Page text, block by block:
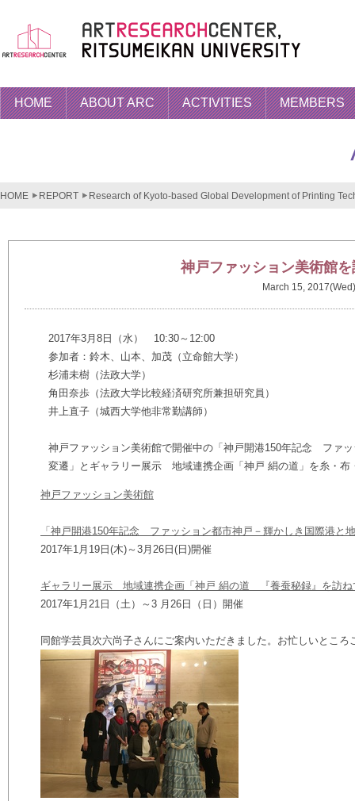
HOME ABOUT ARC ACTIVITIES MEMBERS
HOME REPORT Research of Kyoto-based Global Development of Printing
神戸ファッション美術館
March 15, 2017(Wed)
2017年3月8日（水） 10:30～12:00
参加者：鈴木、山本、加茂（立命館大学）
杉浦未樹（法政大学）
角田奈歩（法政大学比較経済研究所兼担研究員）
井上直子（城西大学他非常勤講師）
神戸ファッション美術館で開催中の「神戸開港150年記念 ファ
変遷」とギャラリー展示 地域連携企画「神戸 絹の道」を糸・布
神戸ファッション美術館
「神戸開港150年記念 ファッション都市神戸－輝かしき国際港と
2017年1月19日(木)～3月26日(日)開催
ギャラリー展示 地域連携企画「神戸 絹の道 『養蚕秘録』を訪ね
2017年1月21日（土）～3 月26日（日）開催
同館学芸員次六尚子さんにご案内いただきました。 お忙しいところ